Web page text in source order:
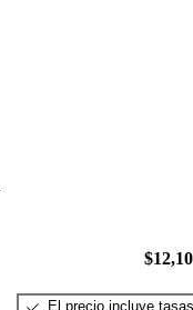
El precio incluye tasas